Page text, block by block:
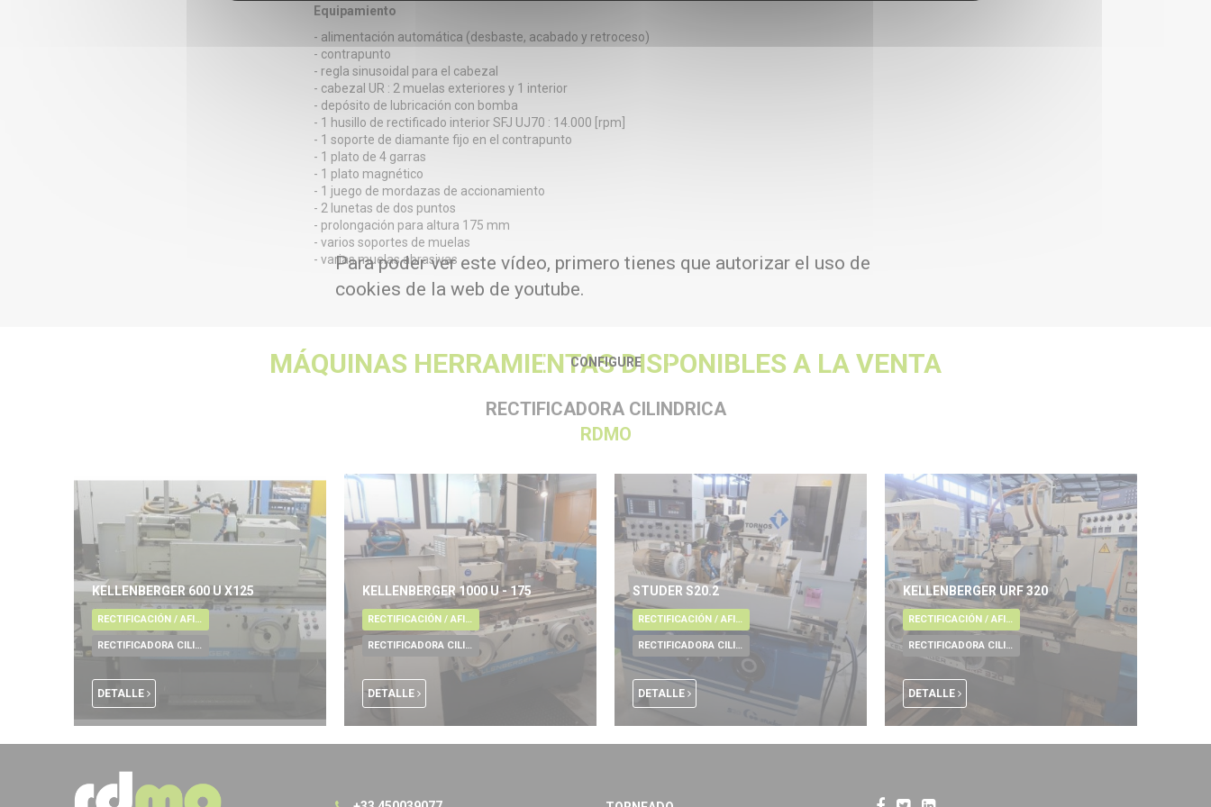
Equipamiento
- alimentación automática (desbaste, acabado y retroceso)
- contrapunto
- regla sinusoidal para el cabezal
- cabezal UR : 2 muelas exteriores y 1 interior
- depósito de lubricación con bomba
- 1 husillo de rectificado interior SFJ UJ70 : 14.000 [rpm]
- 1 soporte de diamante fijo en el contrapunto
- 1 plato de 4 garras
- 1 plato magnético
- 1 juego de mordazas de accionamiento
- 2 lunetas de dos puntos
- prolongación para altura 175 mm
- varios soportes de muelas
- varias muelas abrasivas
Para poder ver este vídeo, primero tienes que autorizar el uso de
cookies de la web de youtube.
CONFIGURE
MÁQUINAS HERRAMIENTAS DISPONIBLES A LA VENTA
RECTIFICADORA CILINDRICA
RDMO
KELLENBERGER 600 U X125
RECTIFICACIÓN / AFILADO / RODAJE / REBARBADO / PULIDO
RECTIFICADORA CILINDRICA
DETALLE
KELLENBERGER 1000 U - 175
RECTIFICACIÓN / AFILADO / RODAJE / REBARBADO / PULIDO
RECTIFICADORA CILINDRICA
DETALLE
STUDER S20.2
RECTIFICACIÓN / AFILADO / RODAJE / REBARBADO / PULIDO
RECTIFICADORA CILINDRICA
DETALLE
KELLENBERGER URF 320
RECTIFICACIÓN / AFILADO / RODAJE / REBARBADO / PULIDO
RECTIFICADORA CILINDRICA
DETALLE